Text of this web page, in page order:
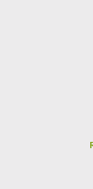
Il est délicat
qu’une
sportive, un
à une autre,
choix
d'alterner
taux
40/60%
substitut de
meilleur ratio
permet de